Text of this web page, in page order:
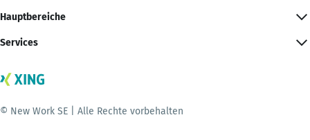
Hauptbereiche
Services
© New Work SE | Alle Rechte vorbehalten